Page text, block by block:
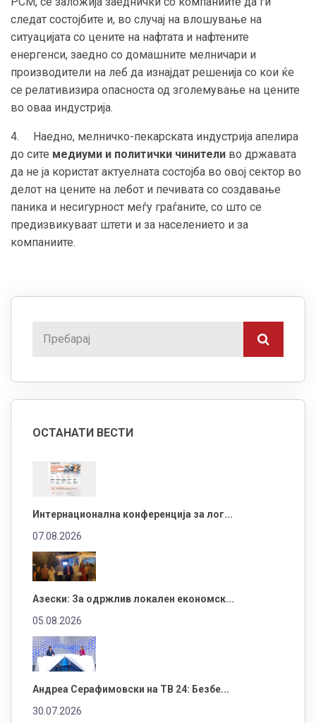
следат состојбите и, во случај на влошување на
ситуацијата со цените на нафтата и нафтените
енергенси, заедно со домашните мелничари и
производители на леб да изнајдат решенија со кои ќе
се релативизира опасноста од зголемување на цените
во оваа индустрија.
4. Наедно, мелничко-пекарската индустрија апелира
до сите медиуми и политички чинители во државата
да не ја користат актуелната состојба во овој сектор во
делот на цените на лебот и печивата со создавање
паника и несигурност меѓу граѓаните, со што се
предизвикуваат штети и за населението и за
компаниите.
ОСТАНАТИ ВЕСТИ
Интернационална конференција за лог...
07.08.2026
Азески: За одржлив локален економск...
05.08.2026
Андреа Серафимовски на ТВ 24: Безбе...
30.07.2026